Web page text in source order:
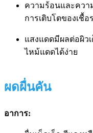
ความร้อนและควา
การเติบโตของเชื้อ
แสงแดดมีผลต่อผิว
ไหม้แดดได้ง่าย
ผดผื่นคัน
อาการ: